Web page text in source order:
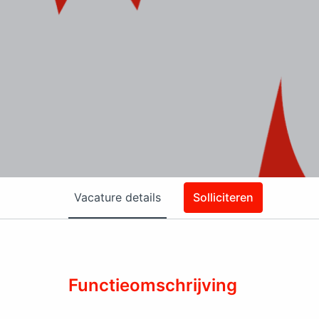
Vacature details Solliciteren
Functieomschrijving